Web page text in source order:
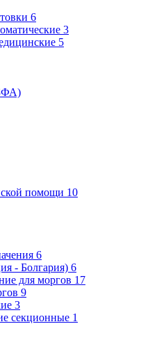
6
3
5
помощи 10
6
- Болгария) 6
для моргов 17
9
3
секционные 1